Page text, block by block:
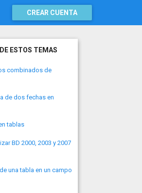
CREAR CUENTA
ESTOS TEMAS
combinados de
de dos fechas en
tablas
BD 2000, 2003 y 2007
una tabla en un campo